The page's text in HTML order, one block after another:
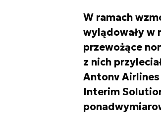
W ramach
wylądowały w
przewożące
z nich
Antonv
Interim